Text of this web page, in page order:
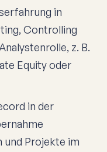
in
Controlling
z. B.
Equity oder
in der
und Projekte im